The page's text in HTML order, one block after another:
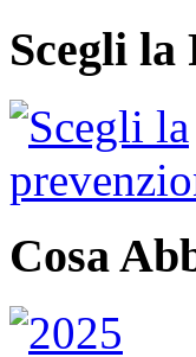
Scegli la
Cosa